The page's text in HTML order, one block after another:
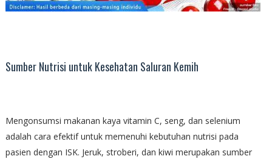
Sumber Nutrisi untuk Kesehatan Saluran Kemih
Mengonsumsi makanan kaya vitamin C, seng, dan selenium
adalah cara efektif untuk memenuhi kebutuhan nutrisi pada
pasien dengan ISK. Jeruk, stroberi, dan kiwi merupakan sumber